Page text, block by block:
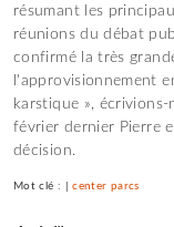
résumant les
réunions du débat
confirmé la très
l'approvisionnement
karstique »,
février dernier Pierre
décision.
Mot clé : |center parcs